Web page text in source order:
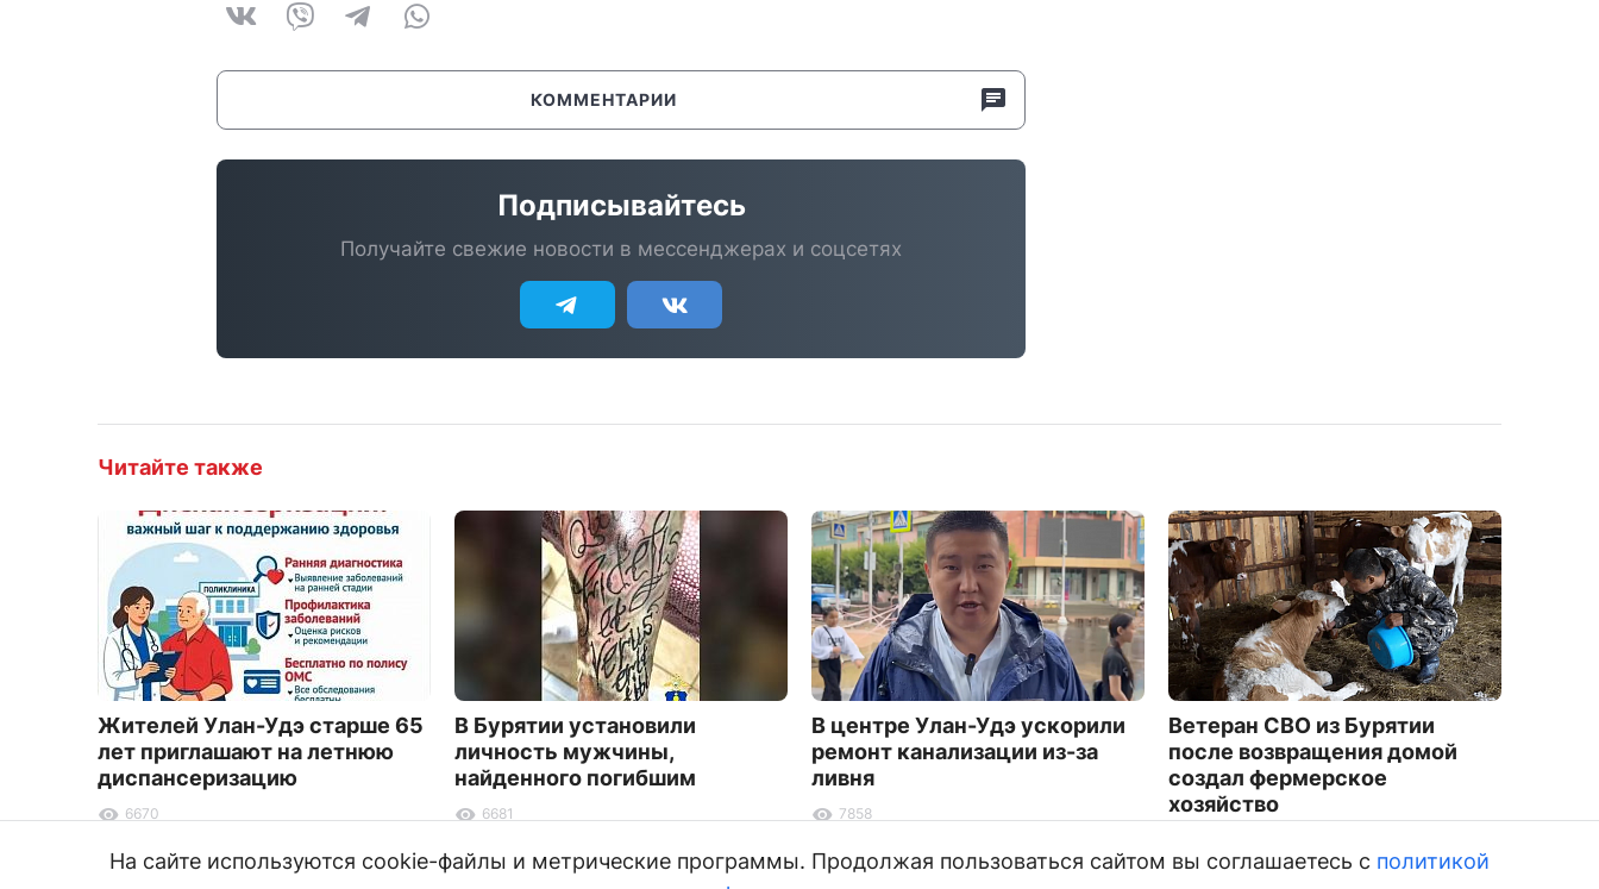
КОММЕНТАРИИ
Подписывайтесь
Получайте свежие новости в мессенджерах и соцсетях
Читайте также
Жителей Улан-Удэ старше 65
лет приглашают на летнюю
диспансеризацию
6670
В Бурятии установили
личность мужчины,
найденного погибшим
6681
В центре Улан-Удэ ускорили
ремонт канализации из-за
ливня
7858
Ветеран СВО из Бурятии
после возвращения домой
создал фермерское
хозяйство
На сайте используются cookie-файлы и метрические программы. Продолжая пользоваться сайтом вы соглашаетесь с политикой